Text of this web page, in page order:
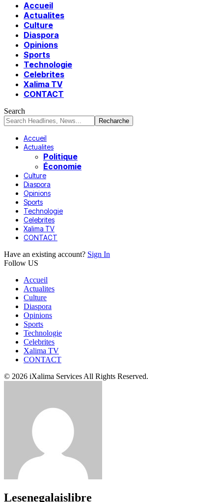
Accueil
Actualites
Culture
Diaspora
Opinions
Sports
Technologie
Celebrites
Xalima TV
CONTACT
Search
Accueil
Actualites
Politique
Économie
Culture
Diaspora
Opinions
Sports
Technologie
Celebrites
Xalima TV
CONTACT
Have an existing account? Sign In
Follow US
Accueil
Actualites
Culture
Diaspora
Opinions
Sports
Technologie
Celebrites
Xalima TV
CONTACT
© 2026 iXalima Services All Rights Reserved.
Lesenegalaislibre